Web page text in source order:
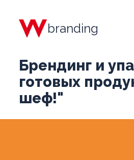
branding
Брендинг и
готовых
шеф!"